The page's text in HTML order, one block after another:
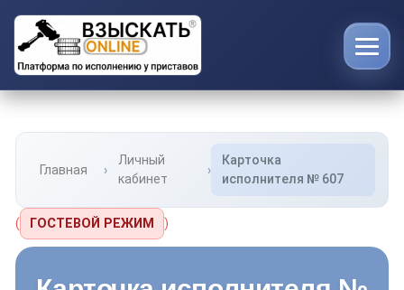
Главная
Личный
кабинет
Карточка
исполнителя № 607
( ГОСТЕВОЙ РЕЖИМ )